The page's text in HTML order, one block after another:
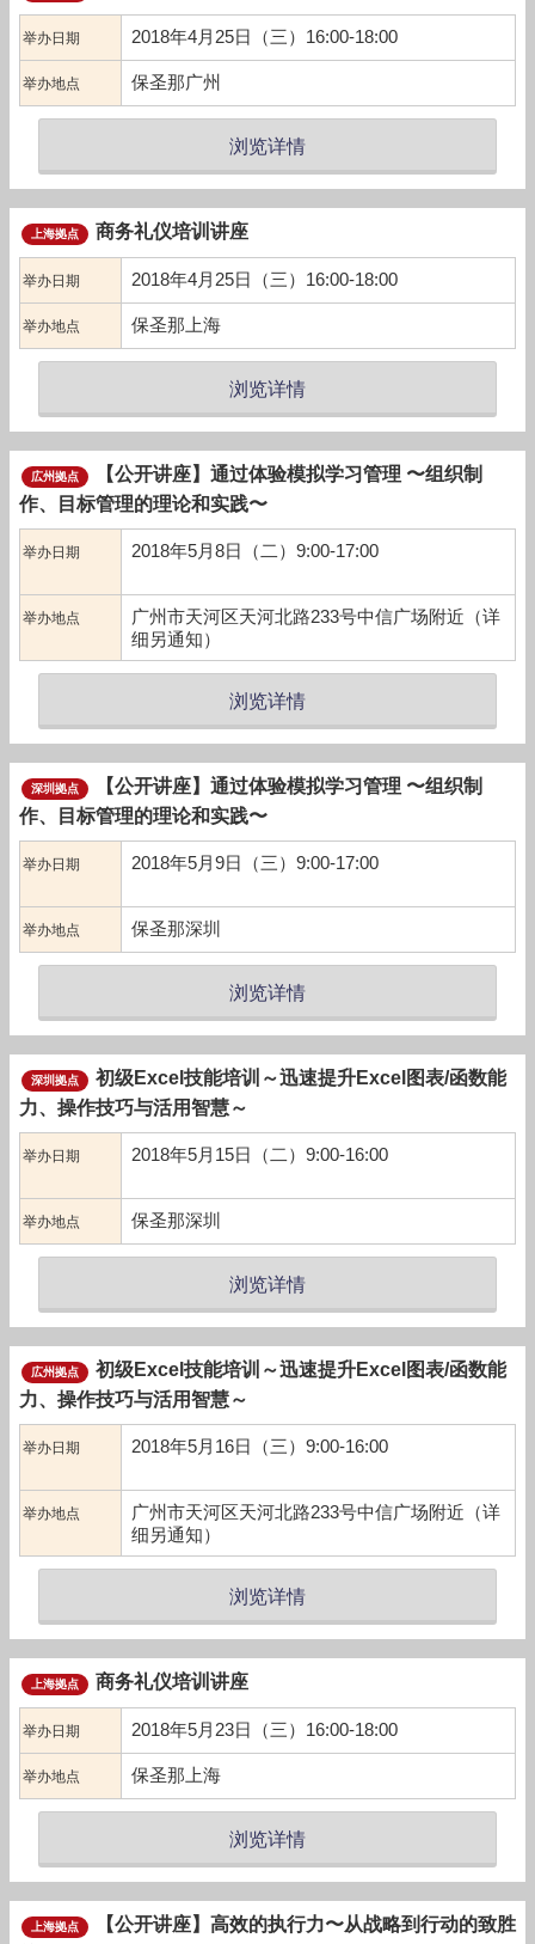
举办日期 2018年4月25日（三）16:00-18:00
举办地点 保圣那广州
浏览详情
上海拠点 商务礼仪培训讲座
举办日期 2018年4月25日（三）16:00-18:00
举办地点 保圣那上海
浏览详情
広州拠点
【公开讲座】通过体验模拟学习管理 〜组织制
作、目标管理的理论和实践〜
举办日期 2018年5月8日（二）9:00-17:00
举办地点
广州市天河区天河北路233号中信广场附近（详
细另通知）
浏览详情
深圳拠点
【公开讲座】通过体验模拟学习管理 〜组织制
作、目标管理的理论和实践〜
举办日期 2018年5月9日（三）9:00-17:00
举办地点 保圣那深圳
浏览详情
深圳拠点
初级Excel技能培训～迅速提升Excel图表/函数能
力、操作技巧与活用智慧～
举办日期 2018年5月15日（二）9:00-16:00
举办地点 保圣那深圳
浏览详情
広州拠点
初级Excel技能培训～迅速提升Excel图表/函数能
力、操作技巧与活用智慧～
举办日期 2018年5月16日（三）9:00-16:00
举办地点
广州市天河区天河北路233号中信广场附近（详
细另通知）
浏览详情
上海拠点 商务礼仪培训讲座
举办日期 2018年5月23日（三）16:00-18:00
举办地点 保圣那上海
浏览详情
上海拠点
【公开讲座】高效的执行力〜从战略到行动的致胜